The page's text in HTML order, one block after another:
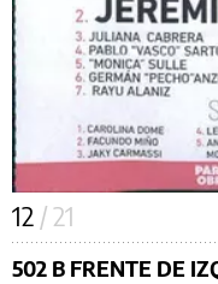
12 / 21
502 B FRENTE DE